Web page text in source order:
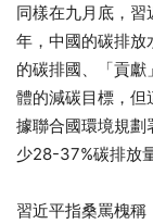
同樣在九月底，
年，中國的碳排放
的碳排國、「貢
體的減碳目標，但
據聯合國環境規
少28-37%碳排放量
習近平指桑罵槐